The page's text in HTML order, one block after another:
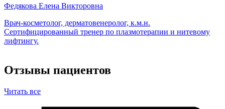
Федякова Елена Викторовна
Врач-косметолог, дерматовенеролог, к.м.н.
Сертифицированный тренер по плазмотерапии и нитевому
лифтингу.
Отзывы пациентов
Читать все